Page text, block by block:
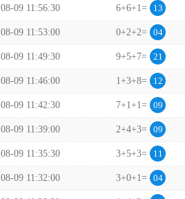
08-09 11:56:30 6+6+1= 13
08-09 11:53:00 0+2+2= 04
08-09 11:49:30 9+5+7= 21
08-09 11:46:00 1+3+8= 12
08-09 11:42:30 7+1+1= 09
08-09 11:39:00 2+4+3= 09
08-09 11:35:30 3+5+3= 11
08-09 11:32:00 3+0+1= 04